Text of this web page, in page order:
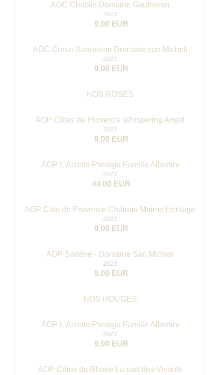
AOC Chablis Domaine Gautheron
2023
9,00 EUR
AOC Corse-Sartenène Domaine san Micheli
2023
9,00 EUR
NOS ROSÉS
AOP Côtes de Provence Whispering Angel
2023
9,00 EUR
AOP L'Alzetto Prestige Famille Albertini
2023
44,00 EUR
AOP Côte de Provence Château Maime Heritage
2023
9,00 EUR
AOP Sartène - Domaine San Micheli
2023
9,00 EUR
NOS ROUGES
AOP L'Alzetto Prestige Famille Albertini
2023
9,00 EUR
AOP Côtes du Rhone La part des Vivants